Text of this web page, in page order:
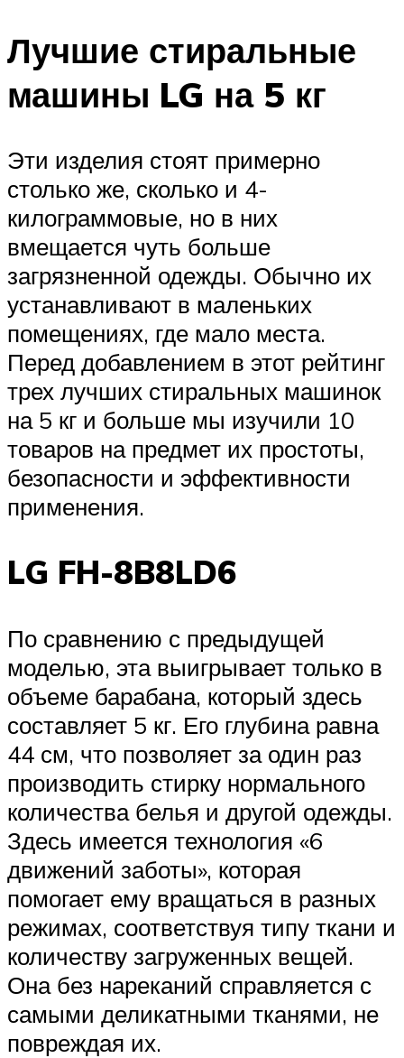
Лучшие стиральные
машины LG на 5 кг
Эти изделия стоят примерно
столько же, сколько и 4-
килограммовые, но в них
вмещается чуть больше
загрязненной одежды. Обычно их
устанавливают в маленьких
помещениях, где мало места.
Перед добавлением в этот рейтинг
трех лучших стиральных машинок
на 5 кг и больше мы изучили 10
товаров на предмет их простоты,
безопасности и эффективности
применения.
LG FH-8B8LD6
По сравнению с предыдущей
моделью, эта выигрывает только в
объеме барабана, который здесь
составляет 5 кг. Его глубина равна
44 см, что позволяет за один раз
производить стирку нормального
количества белья и другой одежды.
Здесь имеется технология «6
движений заботы», которая
помогает ему вращаться в разных
режимах, соответствуя типу ткани и
количеству загруженных вещей.
Она без нареканий справляется с
самыми деликатными тканями, не
повреждая их.